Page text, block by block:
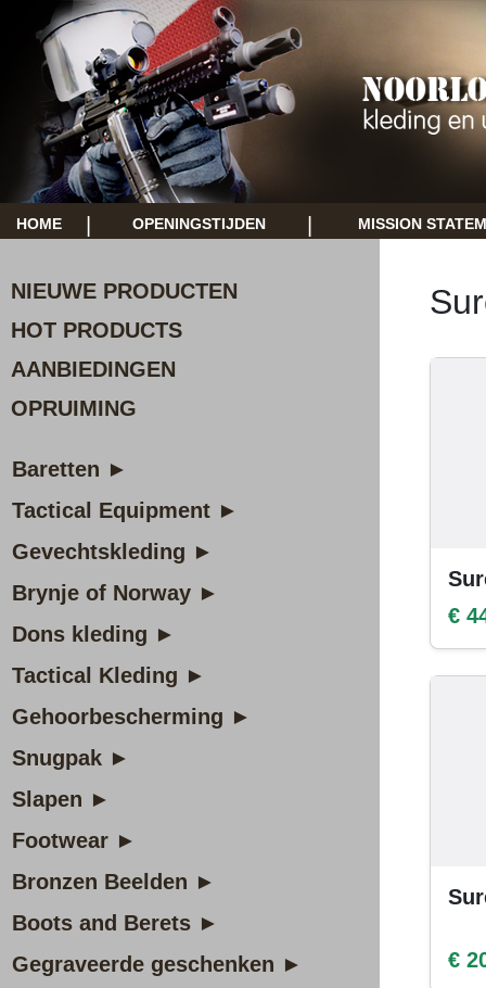
HOME OPENINGSTIJDEN MISSION
NIEUWE PRODUCTEN
HOT PRODUCTS
AANBIEDINGEN
OPRUIMING
Baretten ►
Tactical Equipment ►
Gevechtskleding ►
Brynje of Norway ►
Dons kleding ►
Tactical Kleding ►
Gehoorbescherming ►
Snugpak ►
Slapen ►
Footwear ►
Bronzen Beelden ►
Boots and Berets ►
Gegraveerde geschenken ►
€
€